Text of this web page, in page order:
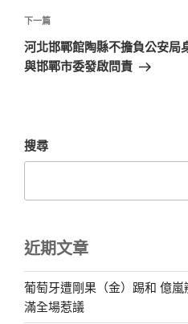
章
下
一
篇
下一篇
河北邯鄲館陶縣不擔負公安局
與邯鄲市委發啟問責
搜尋
近期文章
葡萄牙遭剛果（金）踢和 億
滿全場惹議